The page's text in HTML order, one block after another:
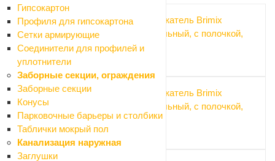
Гипсокартон
Профиля для гипсокартона
Сетки армирующие
Соединители для профилей и
уплотнители
Заборные секции, ограждения
Заборные секции
Конусы
Парковочные барьеры и столбики
Таблички мокрый пол
Канализация наружная
Заглушки
Бумагодержатель Brimix
антивандальный, с полочкой,
хром
Бумагодержатель Brimix
антивандальный, с полочкой,
черный